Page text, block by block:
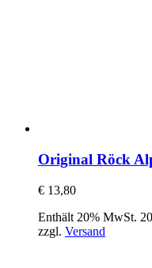
Original Röck
€ 13,80
Enthält 20% MwSt.
zzgl. Versand